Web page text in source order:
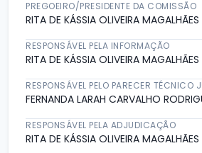
PREGOEIRO/PRESIDENTE DA COMISSÃO
RITA DE KÁSSIA OLIVEIRA MAGALHÃES
RESPONSÁVEL PELA INFORMAÇÃO
RITA DE KÁSSIA OLIVEIRA MAGALHÃES
RESPONSÁVEL PELO PARECER TÉCNICO
FERNANDA LARAH CARVALHO
RESPONSÁVEL PELA ADJUDICAÇÃO
RITA DE KÁSSIA OLIVEIRA MAGALHÃES